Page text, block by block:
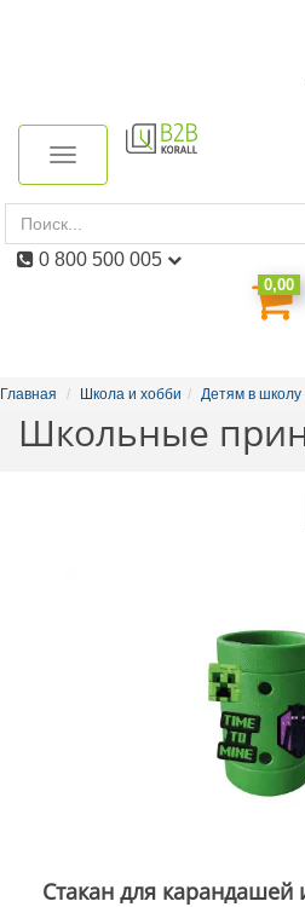
navigation
Toggle
0,00
0 800 500 005
Главная Школа и хобби Детям в школу
Школьные
Стакан для карандашей